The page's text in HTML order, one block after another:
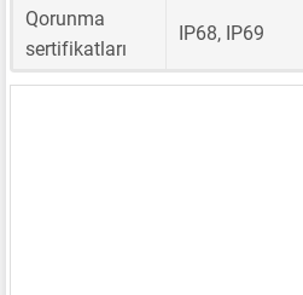
Qorunma
sertifikatları
IP68, IP69